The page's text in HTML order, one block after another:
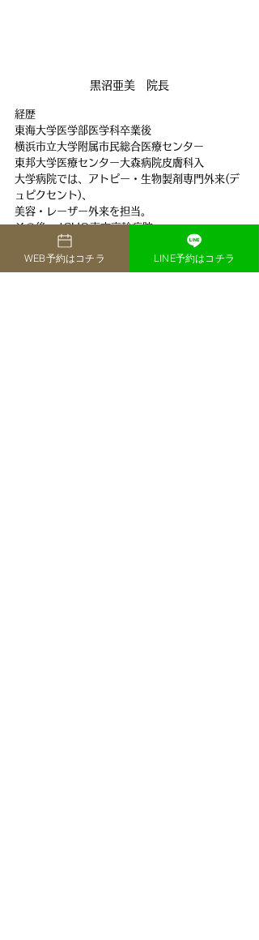
黒沼亜美　院長
経歴
東海大学医学部医学科卒業後
横浜市立大学附属市民総合医療センター
東邦大学医療センター大森病院皮膚科入
大学病院では、アトピー・生物製剤専門外来(デ
ュピクセント)、
美容・レーザー外来を担当。
その後、JCHO東京高輪病院
都立荏原病院皮膚科診療責任者
都立荏原病院皮膚科医長を経て、現在に至る。
WEB予約はコチラ LINE予約はコチラ